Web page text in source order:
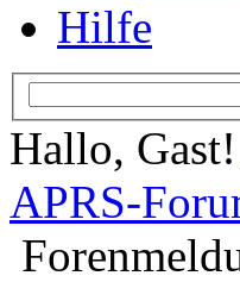
Hilfe
Hallo, Gast!
APRS-